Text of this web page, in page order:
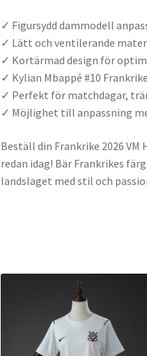
✓ Figursydd dammodell
✓ Lätt och ventilerande
✓ Kortärmad design för
✓ Kylian Mbappé #10
✓ Perfekt för matchdagar,
✓ Möjlighet till anpassning
Beställ din Frankrike 2026 VM
redan idag! Bär Frankrikes
landslaget med stil och